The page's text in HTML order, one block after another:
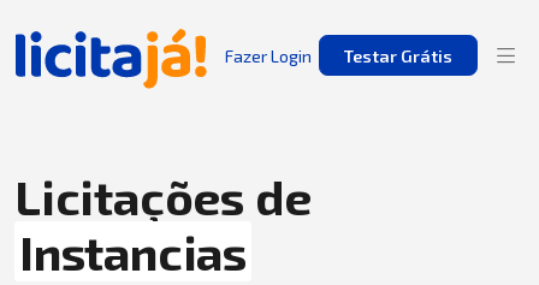
Fazer Login Testar Grátis
Licitações de
Instancias